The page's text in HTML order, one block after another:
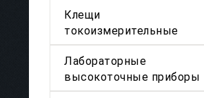
Клещи
токоизмерительные
Лабораторные
высокоточные приборы